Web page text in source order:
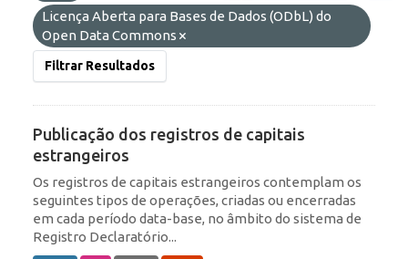
Licença Aberta para Bases de Dados (ODbL) do
Open Data Commons
Filtrar Resultados
Publicação dos registros de capitais
estrangeiros
Os registros de capitais estrangeiros contemplam os
seguintes tipos de operações, criadas ou encerradas
em cada período data-base, no âmbito do sistema de
Registro Declaratório...